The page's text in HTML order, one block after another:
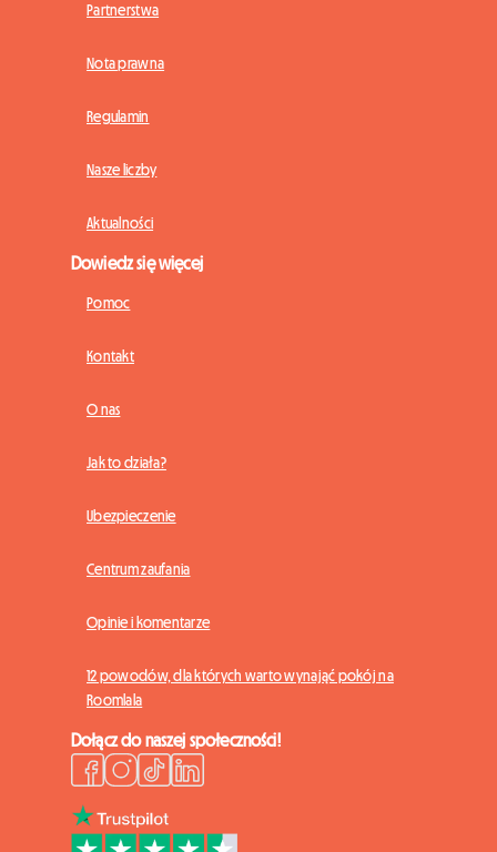
Partnerstwa
Nota prawna
Regulamin
Nasze liczby
Aktualności
Dowiedz się więcej
Pomoc
Kontakt
O nas
Jak to działa?
Ubezpieczenie
Centrum zaufania
Opinie i komentarze
12 powodów, dla których warto wynająć pokój na
Roomlala
Dołącz do naszej społeczności!